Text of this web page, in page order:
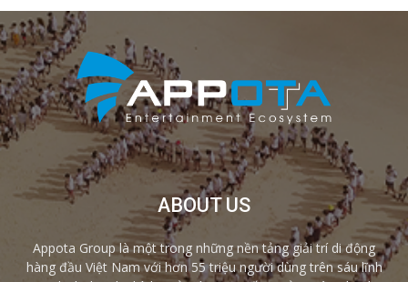
ABOUT US
Appota Group là một trong những nền tảng giải trí di động
hàng đầu Việt Nam với hơn 55 triệu người dùng trên sáu lĩnh